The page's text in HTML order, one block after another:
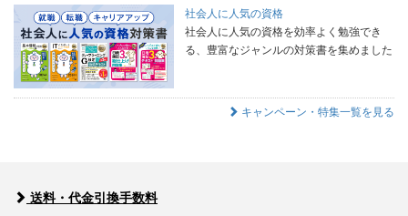
社会人に人気の資格
社会人に人気の資格を効率よく勉強でき
る、豊富なジャンルの対策書を集めました
キャンペーン・特集一覧を見る
送料・代金引換手数料